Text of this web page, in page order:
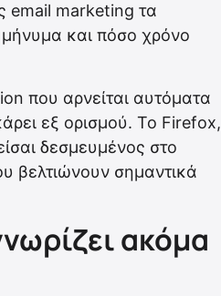
email marketing τα
και πόσο χρόνο
που αρνείται αυτόματα
εξ ορισμού. Το Firefox,
δεσμευμένος στο
βελτιώνουν σημαντικά
ακόμα